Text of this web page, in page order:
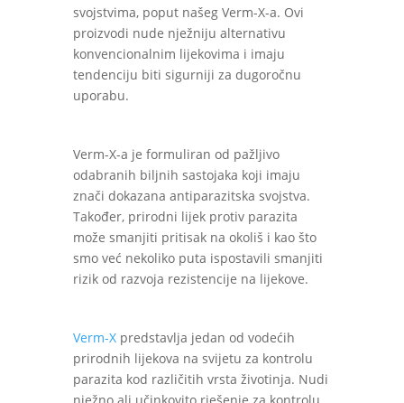
svojstvima, poput našeg Verm-X-a. Ovi
proizvodi nude nježniju alternativu
konvencionalnim lijekovima i imaju
tendenciju biti sigurniji za dugoročnu
uporabu.
Verm-X-a je formuliran od pažljivo
odabranih biljnih sastojaka koji imaju
znači dokazana antiparazitska svojstva.
Također, prirodni lijek protiv parazita
može smanjiti pritisak na okoliš i kao što
smo već nekoliko puta ispostavili smanjiti
rizik od razvoja rezistencije na lijekove.
Verm-Xpredstavlja jedan od vodećih
prirodnih lijekova na svijetu za kontrolu
parazita kod različitih vrsta životinja. Nudi